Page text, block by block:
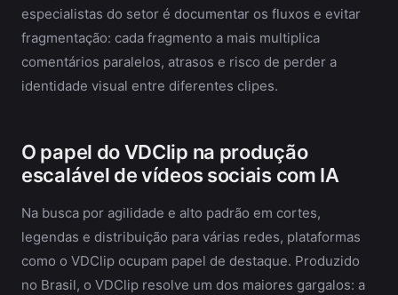
especialistas do setor é documentar os fluxos e evitar
fragmentação: cada fragmento a mais multiplica
comentários paralelos, atrasos e risco de perder a
identidade visual entre diferentes clipes.
O papel do VDClip na produção
escalável de vídeos sociais com IA
Na busca por agilidade e alto padrão em cortes,
legendas e distribuição para várias redes, plataformas
como o VDClip ocupam papel de destaque. Produzido
no Brasil, o VDClip resolve um dos maiores gargalos: a